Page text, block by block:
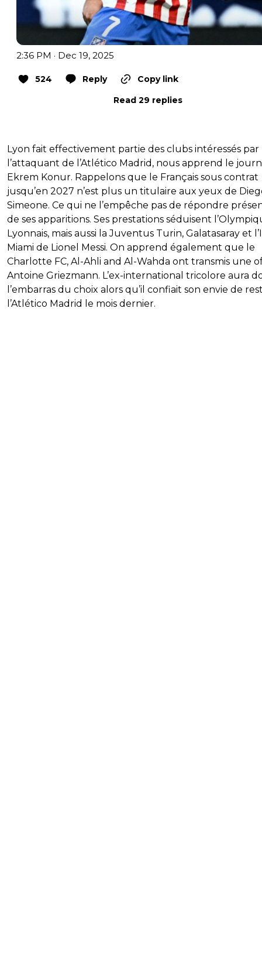
2:36 PM · Dec 19, 2025
524 Reply
Copy link
Read 29 replies
Lyon fait effectivement partie des clubs intéressés par
l’attaquant de l’Atlético Madrid, nous apprend le
Ekrem Konur. Rappelons que le Français sous contrat
jusqu’en 2027 n’est plus un titulaire aux yeux de
Simeone. Ce qui ne l’empêche pas de répondre
de ses apparitions. Ses prestations séduisent
Lyonnais, mais aussi la Juventus Turin, Galatasaray et
Miami de Lionel Messi. On apprend également que le
Charlotte FC, Al-Ahli and Al-Wahda ont transmis une
Antoine Griezmann. L’ex-international tricolore aura
l’embarras du choix alors qu’il confiait son envie de
l’Atlético Madrid le mois dernier.